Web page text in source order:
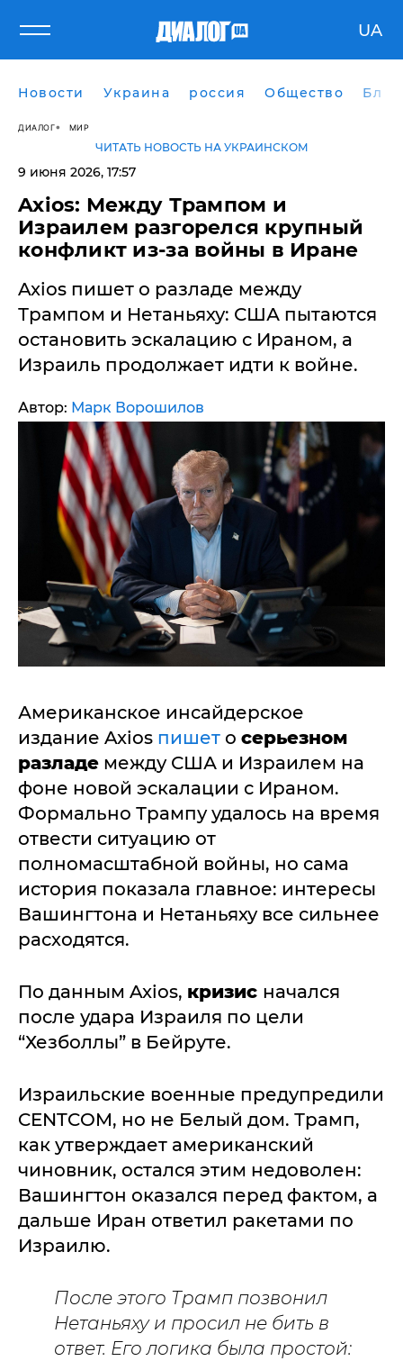
UA
Новости Украина россия Общество
ДИАЛОГ МИР
ЧИТАТЬ НОВОСТЬ НА УКРАИНСКОМ
9 июня 2026, 17:57
Axios: Между Трампом и
Израилем разгорелся крупный
конфликт из-за войны в Иране
Axios пишет о разладе между
Трампом и Нетаньяху: США пытаются
остановить эскалацию с Ираном, а
Израиль продолжает идти к войне.
Автор: Марк Ворошилов
Американское инсайдерское
издание Axios пишет о серьезном
разладе между США и Израилем на
фоне новой эскалации с Ираном.
Формально Трампу удалось на время
отвести ситуацию от
полномасштабной войны, но сама
история показала главное: интересы
Вашингтона и Нетаньяху все сильнее
расходятся.
По данным Axios, кризис начался
после удара Израиля по цели
“Хезболлы” в Бейруте.
Израильские военные предупредили
CENTCOM, но не Белый дом. Трамп,
как утверждает американский
чиновник, остался этим недоволен:
Вашингтон оказался перед фактом, а
дальше Иран ответил ракетами по
Израилю.
После этого Трамп позвонил
Нетаньяху и просил не бить в
ответ. Его логика была простой: